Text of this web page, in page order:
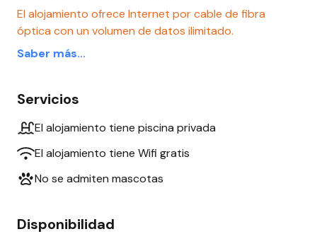
El alojamiento ofrece Internet por cable de fibra
óptica con un volumen de datos ilimitado.
Saber más...
Servicios
El alojamiento tiene piscina privada
El alojamiento tiene Wifi gratis
No se admiten mascotas
Disponibilidad